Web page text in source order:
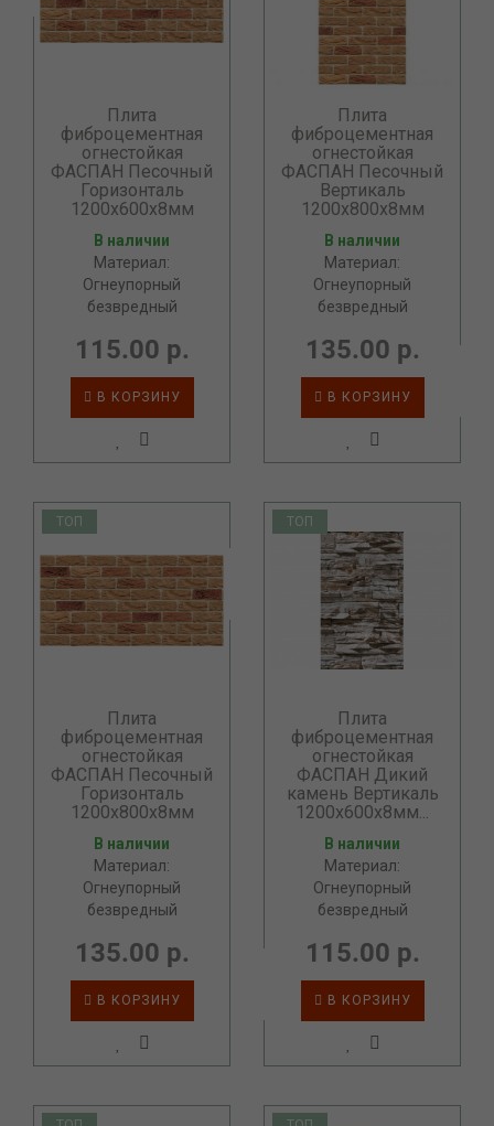
Плита
фиброцементная
огнестойкая
ФАСПАН Песочный
Горизонталь
1200х600х8мм
В наличии
Материал:
Огнеупорный
безвредный
115.00 р.
В КОРЗИНУ
Плита
фиброцементная
огнестойкая
ФАСПАН Песочный
Вертикаль
1200х800х8мм
В наличии
Материал:
Огнеупорный
безвредный
135.00 р.
В КОРЗИНУ
ТОП
Плита
фиброцементная
огнестойкая
ФАСПАН Песочный
Горизонталь
1200х800х8мм
В наличии
Материал:
Огнеупорный
безвредный
135.00 р.
В КОРЗИНУ
ТОП
Плита
фиброцементная
огнестойкая
ФАСПАН Дикий
камень Вертикаль
1200х600х8мм...
В наличии
Материал:
Огнеупорный
безвредный
115.00 р.
В КОРЗИНУ